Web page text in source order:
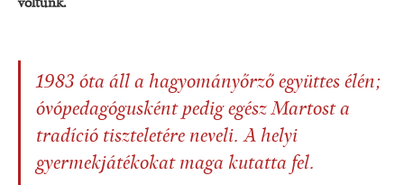
voltunk.
1983 óta áll a hagyományőrző együttes élén;
óvópedagógusként pedig egész Martost a
tradíció tiszteletére neveli. A helyi
gyermekjátékokat maga kutatta fel.